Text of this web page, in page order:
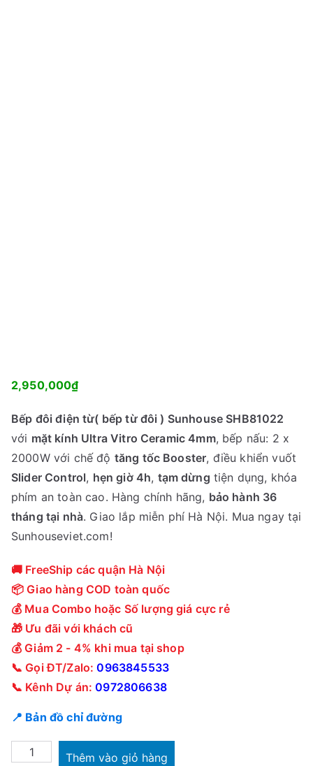
2,950,000₫
Bếp đôi điện từ( bếp từ đôi ) Sunhouse SHB81022
với mặt kính Ultra Vitro Ceramic 4mm, bếp nấu: 2 x
2000W với chế độ tăng tốc Booster, điều khiển vuốt
Slider Control, hẹn giờ 4h, tạm dừng tiện dụng, khóa
phím an toàn cao. Hàng chính hãng, bảo hành 36
tháng tại nhà. Giao lắp miễn phí Hà Nội. Mua ngay tại
Sunhouseviet.com!
🚚 FreeShip các quận Hà Nội
📦 Giao hàng COD toàn quốc
💰 Mua Combo hoặc Số lượng giá cực rẻ
🎁 Ưu đãi với khách cũ
💰 Giảm 2 - 4% khi mua tại shop
📞 Gọi ĐT/Zalo:0963845533
📞 Kênh Dự án:0972806638
📍 Bản đồ chỉ đường
Bếp
Thêm vào giỏ hàng